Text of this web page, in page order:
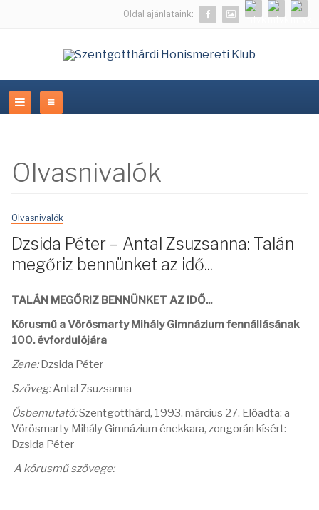
Oldal ajánlataink:
Olvasnivalók
Olvasnivalók
Dzsida Péter – Antal Zsuzsanna: Talán
megőriz bennünket az idő...
TALÁN MEGŐRIZ BENNÜNKET AZ IDŐ...
Kórusmű a Vörösmarty Mihály Gimnázium fennállásának
100. évfordulójára
Zene:Dzsida Péter
Szöveg:Antal Zsuzsanna
Ősbemutató:Szentgotthárd, 1993. március 27. Előadta: a
Vörösmarty Mihály Gimnázium énekkara, zongorán kísért:
Dzsida Péter
A kórusmű szövege: